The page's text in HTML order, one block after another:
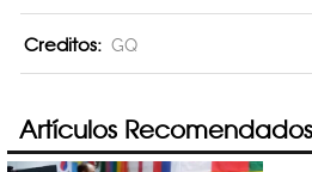
Creditos: GQ
Artículos Recomendados